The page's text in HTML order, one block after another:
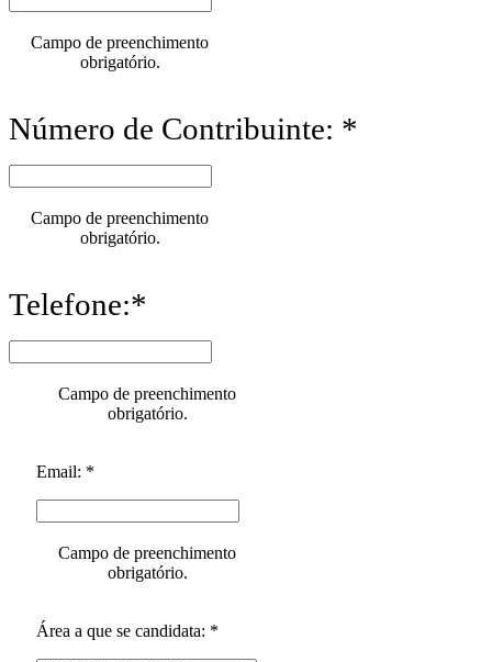
Campo de preenchimento
obrigatório.
Número de Contribuinte: *
Campo de preenchimento
obrigatório.
Telefone:*
Campo de preenchimento
obrigatório.
Email: *
Campo de preenchimento
obrigatório.
Área a que se candidata: *